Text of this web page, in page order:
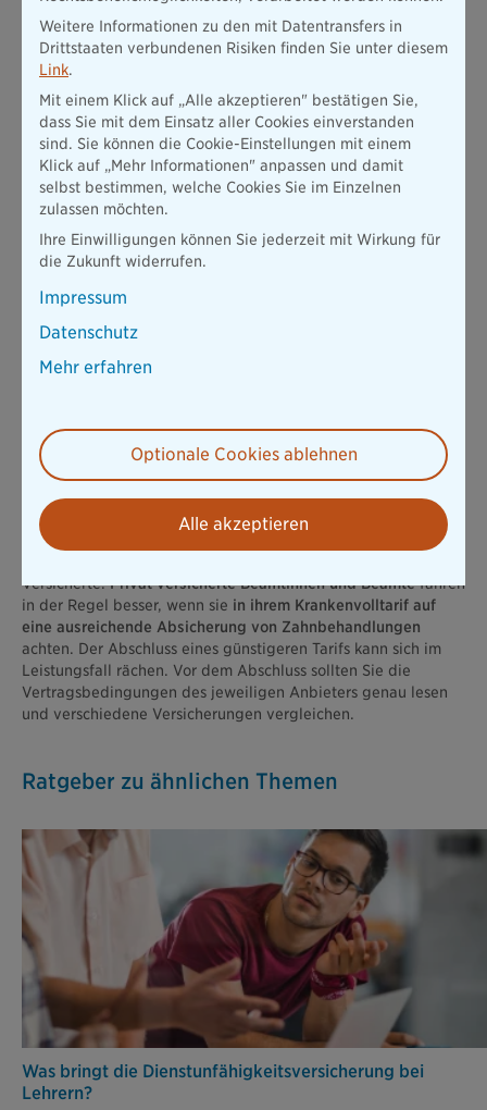
Zur Zahnzusatzversicherung
Gibt es eine private
Zahnzusatzversicherung für Beamte?
Zahnzusatzversicherung abschließen möchten, dann gilt vor
allem:Sie sollten sich gut informieren.
von weiteren Faktoren kann der Abschluss möglich sein oder
private Zahnzusatzversicherung abschließen, so
beispielsweise bei der Bayerischen.
Beihilfeberechtigte Beamtinnen und Beamte können privat
oder gesetzlich krankenversichert sein.
Zahnzusatzversicherungen sind als Ergänzung der GKV
Versicherte.Privat versicherte Beamtinnen und Beamtefahren
in der Regel besser, wenn sie in ihrem Krankenvolltarif auf
eine ausreichende Absicherung von Zahnbehandlungen
achten. Der Abschluss eines günstigeren Tarifs kann sich im
Leistungsfall rächen. Vor dem Abschluss sollten Sie die
Vertragsbedingungen des jeweiligen Anbieters genau lesen
und verschiedene Versicherungen vergleichen.
Ratgeber zu ähnlichen Themen
Was bringt die Dienstunfähigkeits­versicherung bei
Lehrern?
Weitere Informationen zu den mit Datentransfers in
Drittstaaten verbundenen Risiken finden Sie unter diesem
Link.
Mit einem Klick auf „Alle akzeptieren" bestätigen Sie,
dass Sie mit dem Einsatz aller Cookies einverstanden
sind. Sie können die Cookie-Einstellungen mit einem
Klick auf „Mehr Informationen" anpassen und damit
selbst bestimmen, welche Cookies Sie im Einzelnen
zulassen möchten.
Ihre Einwilligungen können Sie jederzeit mit Wirkung für
die Zukunft widerrufen.
Impressum
Datenschutz
Mehr erfahren
Optionale Cookies ablehnen
Alle akzeptieren